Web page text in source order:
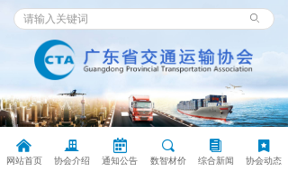
ꄙ
낀
网站首页
끉
协会介绍
녀
通知公告
끠
数智材价
뀴
综合新闻
끈
协会动态